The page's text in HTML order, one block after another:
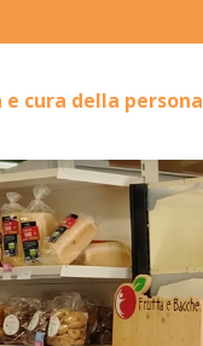
e cura della persona